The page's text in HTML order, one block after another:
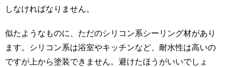
しなければなりません。
似たようなものに、ただのシリコン系シーリング材があり
ます。シリコン系は浴室やキッチンなど、耐水性は高いの
ですが上から塗装できません。避けたほうがいいでしょ